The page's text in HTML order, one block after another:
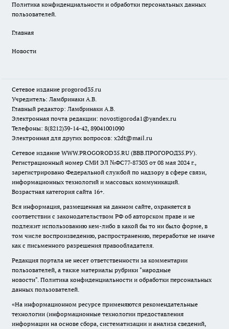
Политика конфиденциальности и обработки персональных данных
пользователей.
Главная
Новости
Сетевое издание progorod35.ru
Учредитель: Ламбринаки А.В.
Главный редактор: Ламбринаки А.В.
Электронная почта редакции: novostigoroda1@yandex.ru
Телефоны: 8(8212)39-14-42, 89041001090
Электронная для других вопросов: x2dt@mail.ru
Сетевое издание WWW.PROGOROD35.RU (ВВВ.ПРОГОРОД35.РУ).
Регистрационный номер СМИ ЭЛ №ФС77-87303 от 08 мая 2024 г.,
зарегистрировано Федеральной службой по надзору в сфере связи,
информационных технологий и массовых коммуникаций.
Возрастная категория сайта 16+.
Вся информация, размещенная на данном сайте, охраняется в
соответствии с законодательством РФ об авторском праве и не
подлежит использованию кем-либо в какой бы то ни было форме, в
том числе воспроизведению, распространению, переработке не иначе
как с письменного разрешения правообладателя.
Редакция портала не несет ответственности за комментарии
пользователей, а также материалы рубрики "народные
новости". Политика конфиденциальности и обработки персональных
данных пользователей.
«На информационном ресурсе применяются рекомендательные
технологии (информационные технологии предоставления
информации на основе сбора, систематизации и анализа сведений,